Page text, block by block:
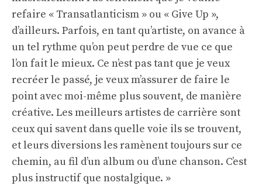
refaire « Transatlanticism » ou « Give Up »,
d’ailleurs. Parfois, en tant qu’artiste, on avance à
un tel rythme qu’on peut perdre de vue ce que
l’on fait le mieux. Ce n’est pas tant que je veux
recréer le passé, je veux m’assurer de faire le
point avec moi-même plus souvent, de manière
créative. Les meilleurs artistes de carrière sont
ceux qui savent dans quelle voie ils se trouvent,
et leurs diversions les ramènent toujours sur ce
chemin, au fil d’un album ou d’une chanson. C’est
plus instructif que nostalgique. »